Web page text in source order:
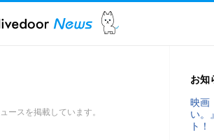
ースを掲載しています。
お知
映画
い。
ト！